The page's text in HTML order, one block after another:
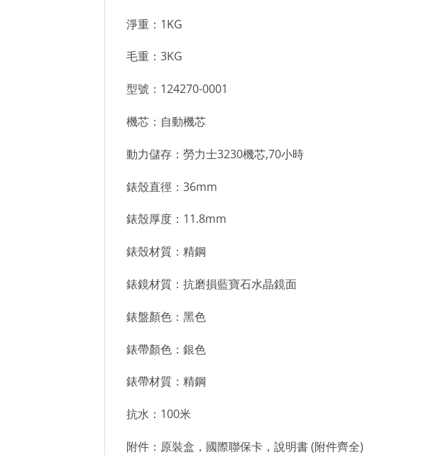
淨重：1KG
毛重：3KG
型號：124270-0001
機芯：自動機芯
動力儲存：勞力士3230機芯,70小時
錶殼直徑：36mm
錶殼厚度：11.8mm
錶殼材質：精鋼
錶鏡材質：抗磨損藍寶石水晶鏡面
錶盤顏色：黑色
錶帶顏色：銀色
錶帶材質：精鋼
抗水：100米
附件：原裝盒，國際聯保卡，說明書 (附件齊全)